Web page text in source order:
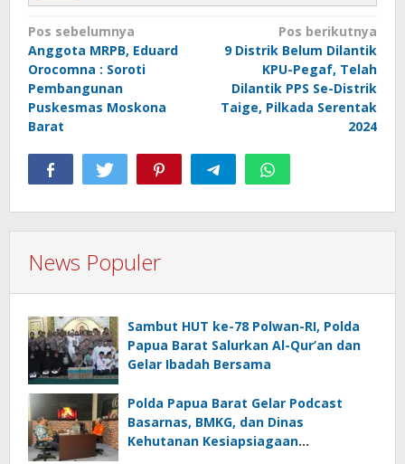
Navigasi
pos
Pos sebelumnya
Anggota MRPB, Eduard
Orocomna : Soroti
Pembangunan
Puskesmas Moskona
Barat
Pos berikutnya
9 Distrik Belum Dilantik
KPU-Pegaf, Telah
Dilantik PPS Se-Distrik
Taige, Pilkada Serentak
2024
News Populer
Sambut HUT ke-78 Polwan-RI, Polda
Papua Barat Salurkan Al-Qur’an dan
Gelar Ibadah Bersama
Polda Papua Barat Gelar Podcast
Basarnas, BMKG, dan Dinas
Kehutanan Kesiapsiagaan